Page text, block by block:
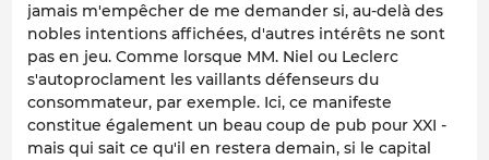
jamais m'empêcher de me demander si, au-delà des
nobles intentions affichées, d'autres intérêts ne sont
pas en jeu. Comme lorsque MM. Niel ou Leclerc
s'autoproclament les vaillants défenseurs du
consommateur, par exemple. Ici, ce manifeste
constitue également un beau coup de pub pour XXI -
mais qui sait ce qu'il en restera demain, si le capital